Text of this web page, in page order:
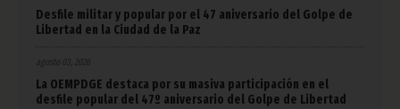
Desfile militar y popular por el 47 aniversario del Golpe de
Libertad en la Ciudad de la Paz
La OEMPDGE destaca por su masiva participación en el
desfile popular del 47º aniversario del Golpe de Libertad